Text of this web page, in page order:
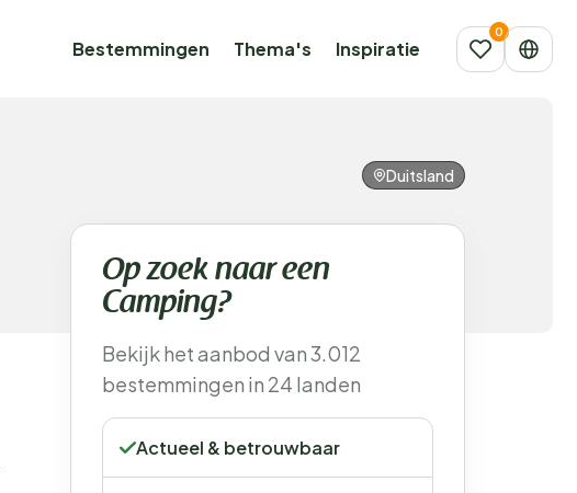
Bestemmingen Thema's Inspiratie
Duitsland
Op zoek naar een
Camping?
Bekijk het aanbod van 3.012
bestemmingen in 24 landen
Actueel & betrouwbaar